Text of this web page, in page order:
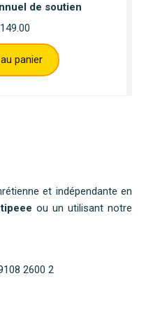
de soutien
panier
et indépendante en
tipeee ou un utilisant notre
2600 2